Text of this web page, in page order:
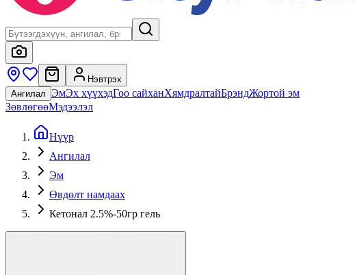
Нэвтрэх
Ангилал ЭмЭх хүүхэдГоо сайханХямдралтайБрэндЖортой эм
ЗөвлөгөөМэдээлэл
Нүүр
Ангилал
Эм
Өвдөлт намдаах
Кетонал 2.5%-50гр гель